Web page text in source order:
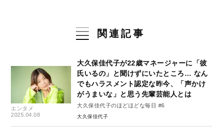
関連記事
エンタメ
2025.04.08
大久保佳代子が22歳マネージャーに「彼
氏いるの」と聞けずにいたところ… なん
でもハラスメント認定な昨今、「声かけ
がうまいな」と思う先輩芸能人とは
大久保佳代子のほどほどな毎日 #6
大久保佳代子